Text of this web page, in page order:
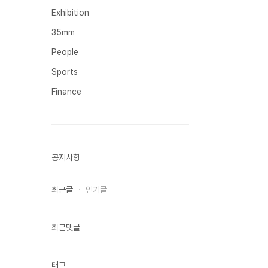
Exhibition
35mm
People
Sports
Finance
공지사항
최근글 인기글
최근댓글
태그